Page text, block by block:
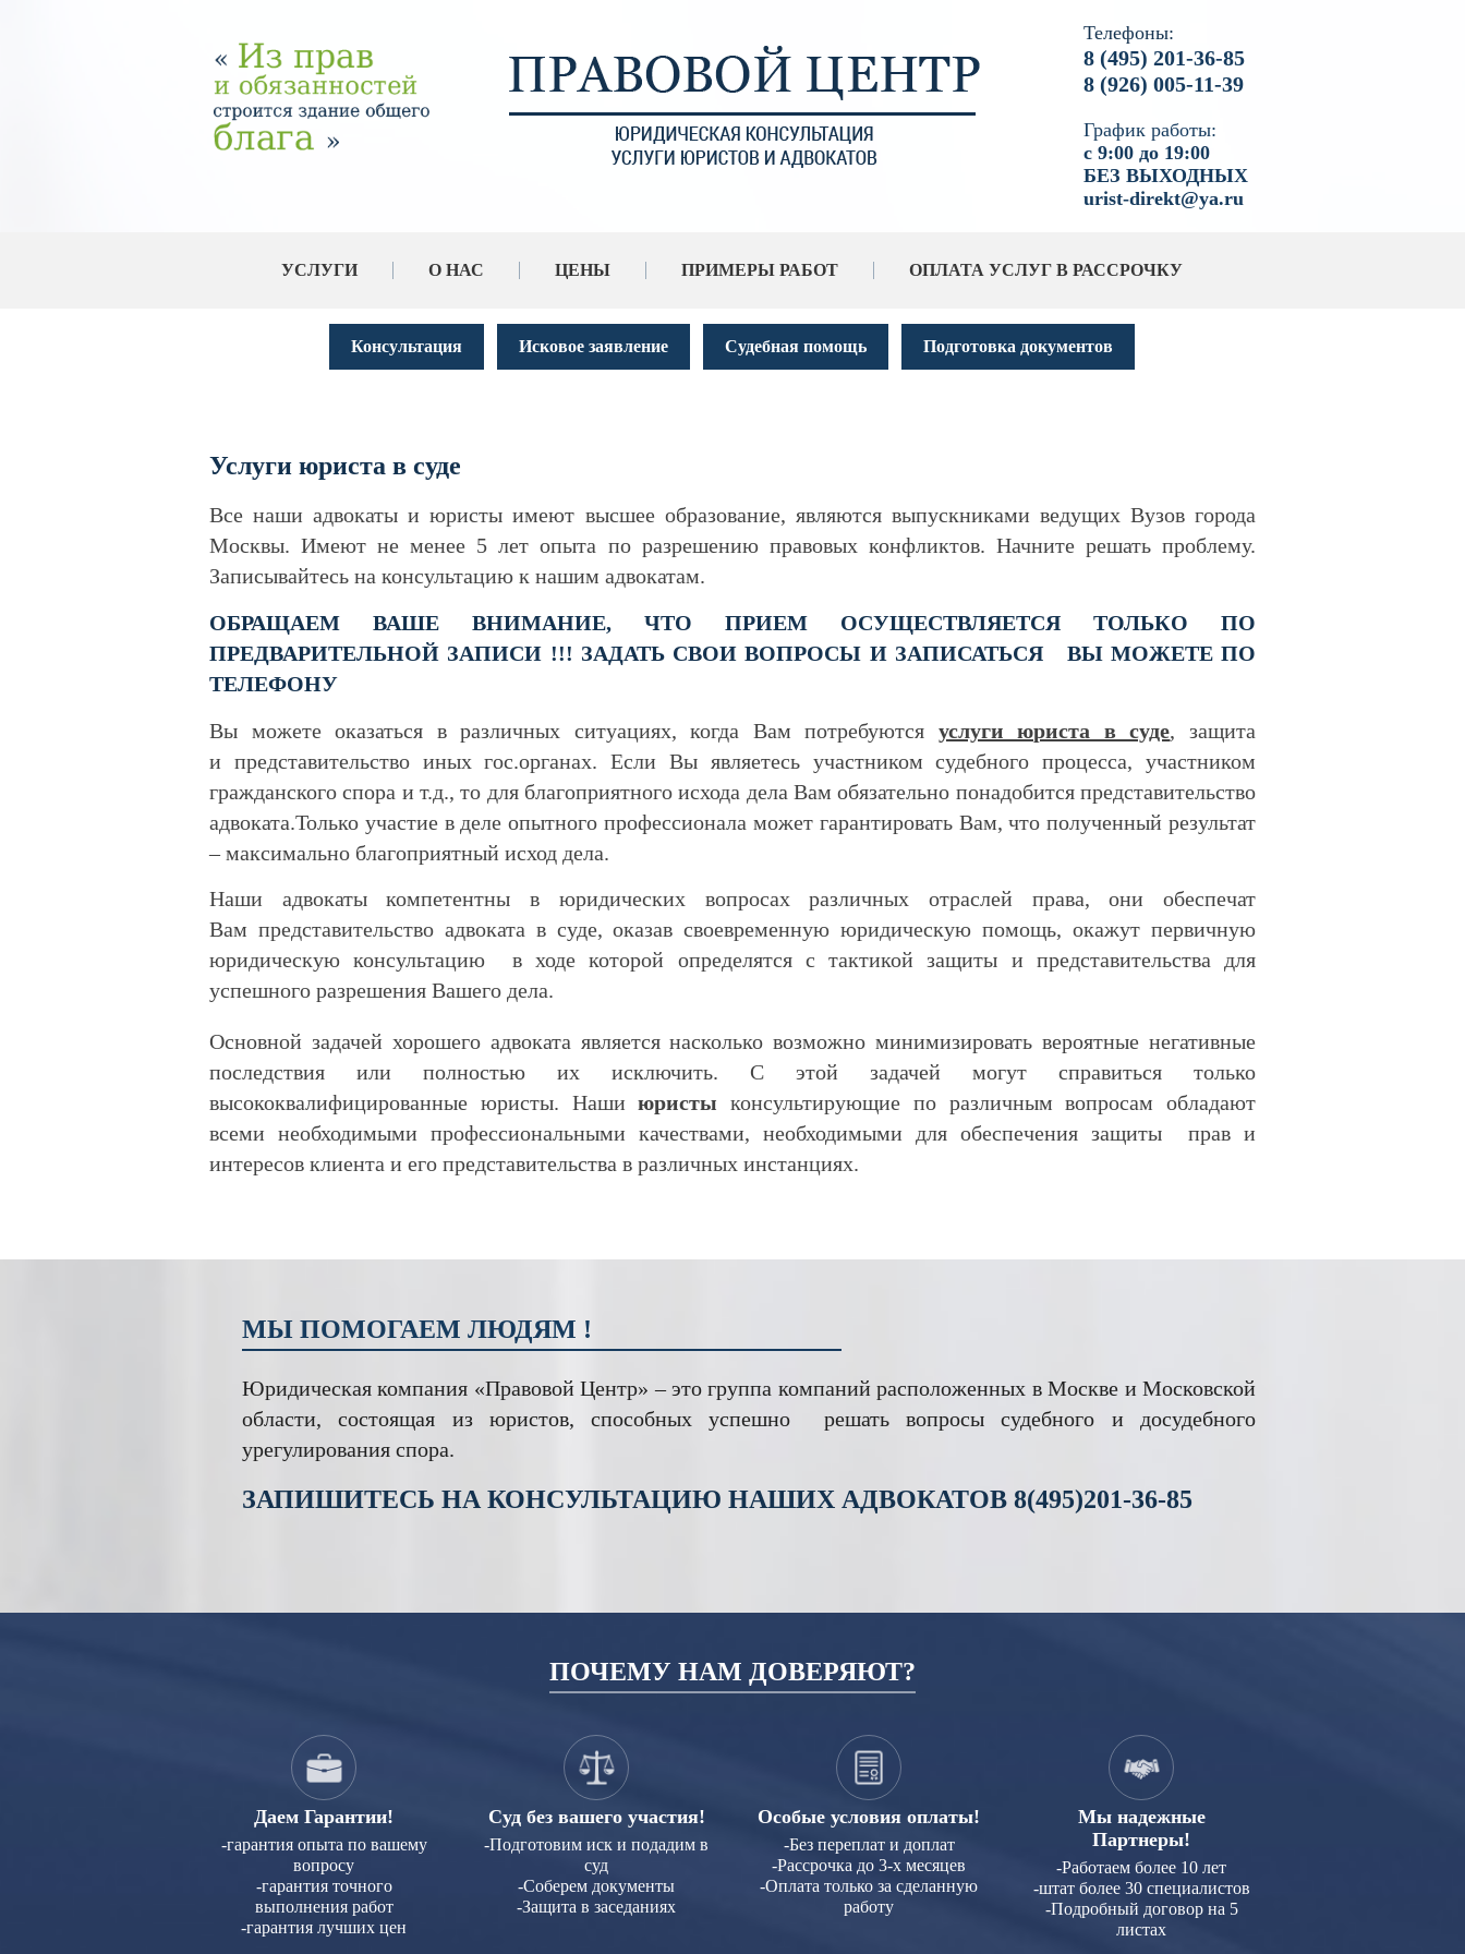
Телефоны:
8 (495) 201-36-85
8 (926) 005-11-39
График работы:
с 9:00 до 19:00
БЕЗ ВЫХОДНЫХ
urist-direkt@ya.ru
УСЛУГИ О НАС ЦЕНЫ ПРИМЕРЫ РАБОТ ОПЛАТА УСЛУГ В РАССРОЧКУ
Консультация Исковое заявление Судебная помощь Подготовка документов
Услуги юриста в суде
Все наши адвокаты и юристы имеют высшее образование, являются выпускниками ведущих Вузов города
Москвы. Имеют не менее 5 лет опыта по разрешению правовых конфликтов. Начните решать проблему.
Записывайтесь на консультацию к нашим адвокатам.
ОБРАЩАЕМ ВАШЕ ВНИМАНИЕ, ЧТО ПРИЕМ ОСУЩЕСТВЛЯЕТСЯ ТОЛЬКО ПО
ПРЕДВАРИТЕЛЬНОЙ ЗАПИСИ !!! ЗАДАТЬ СВОИ ВОПРОСЫ И ЗАПИСАТЬСЯ ВЫ МОЖЕТЕ ПО
ТЕЛЕФОНУ
Вы можете оказаться в различных ситуациях, когда Вам потребуются услуги юриста в суде, защита
и представительство иных гос.органах. Если Вы являетесь участником судебного процесса, участником
гражданского спора и т.д., то для благоприятного исхода дела Вам обязательно понадобится представительство
адвоката.Только участие в деле опытного профессионала может гарантировать Вам, что полученный результат
– максимально благоприятный исход дела.
Наши адвокаты компетентны в юридических вопросах различных отраслей права, они обеспечат
Вам представительство адвоката в суде, оказав своевременную юридическую помощь, окажут первичную
юридическую консультацию в ходе которой определятся с тактикой защиты и представительства для
успешного разрешения Вашего дела.
Основной задачей хорошего адвоката является насколько возможно минимизировать вероятные негативные
последствия или полностью их исключить. С этой задачей могут справиться только
высококвалифицированные юристы. Нашиюристы консультирующие по различным вопросам обладают
всеми необходимыми профессиональными качествами, необходимыми для обеспечения защиты прав и
интересов клиента и его представительства в различных инстанциях.
МЫ ПОМОГАЕМ ЛЮДЯМ !
Юридическая компания «Правовой Центр» – это группа компаний расположенных в Москве и Московской
области, состоящая из юристов, способных успешно решать вопросы судебного и досудебного
урегулирования спора.
ЗАПИШИТЕСЬ НА КОНСУЛЬТАЦИЮ НАШИХ АДВОКАТОВ 8(495)201-36-85
ПОЧЕМУ НАМ ДОВЕРЯЮТ?
Даем Гарантии!
-гарантия опыта по вашему
вопросу
-гарантия точного
выполнения работ
-гарантия лучших цен
Суд без вашего участия!
-Подготовим иск и подадим в
суд
-Соберем документы
-Защита в заседаниях
Особые условия оплаты!
-Без переплат и доплат
-Рассрочка до 3-х месяцев
-Оплата только за сделанную
работу
Мы надежные
Партнеры!
-Работаем более 10 лет
-штат более 30 специалистов
-Подробный договор на 5
листах